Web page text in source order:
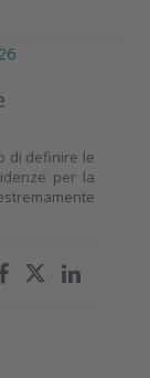
di definire le
per la